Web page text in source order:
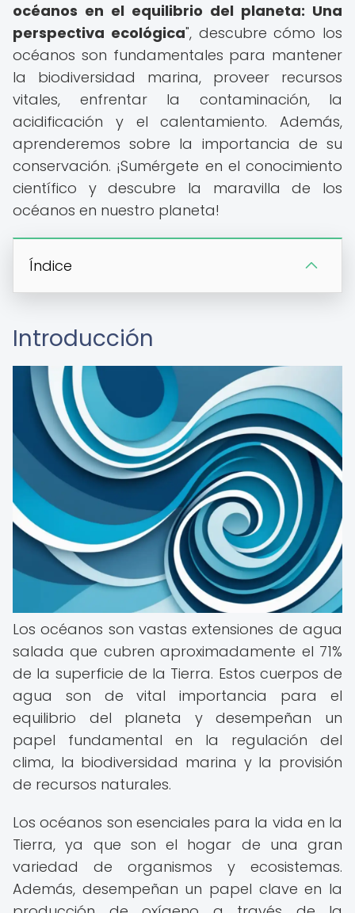
océanos en el equilibrio del planeta: Una
perspectiva ecológica", descubre cómo los
océanos son fundamentales para mantener
la biodiversidad marina, proveer recursos
vitales, enfrentar la contaminación, la
acidificación y el calentamiento. Además,
aprenderemos sobre la importancia de su
conservación. ¡Sumérgete en el conocimiento
científico y descubre la maravilla de los
océanos en nuestro planeta!
Índice
Introducción
Los océanos son vastas extensiones de agua
salada que cubren aproximadamente el 71%
de la superficie de la Tierra. Estos cuerpos de
agua son de vital importancia para el
equilibrio del planeta y desempeñan un
papel fundamental en la regulación del
clima, la biodiversidad marina y la provisión
de recursos naturales.
Los océanos son esenciales para la vida en la
Tierra, ya que son el hogar de una gran
variedad de organismos y ecosistemas.
Además, desempeñan un papel clave en la